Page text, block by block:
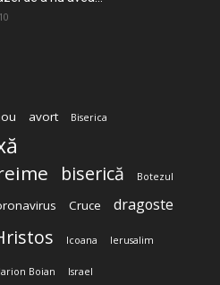
avort Biserica
biserică Botezul
Cruce dragoste
Icoana Ierusalim
Boian Israel